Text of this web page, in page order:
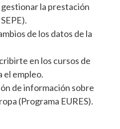
la prestación
de los datos de la
en los cursos de
el empleo.
de información sobre
(Programa EURES).